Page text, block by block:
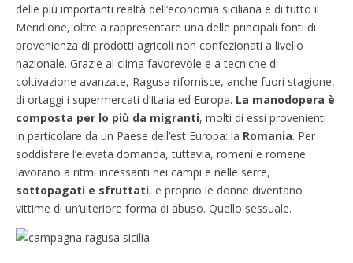
delle più importanti realtà dell’economia siciliana e di tutto il
Meridione, oltre a rappresentare una delle principali fonti di
provenienza di prodotti agricoli non confezionati a livello
nazionale. Grazie al clima favorevole e a tecniche di
coltivazione avanzate, Ragusa rifornisce, anche fuori stagione,
di ortaggi i supermercati d’Italia ed Europa. La manodopera è
composta per lo più da migranti, molti di essi provenienti
in particolare da un Paese dell’est Europa: la Romania. Per
soddisfare l’elevata domanda, tuttavia, romeni e romene
lavorano a ritmi incessanti nei campi e nelle serre,
sottopagati e sfruttati, e proprio le donne diventano
vittime di un’ulteriore forma di abuso. Quello sessuale.